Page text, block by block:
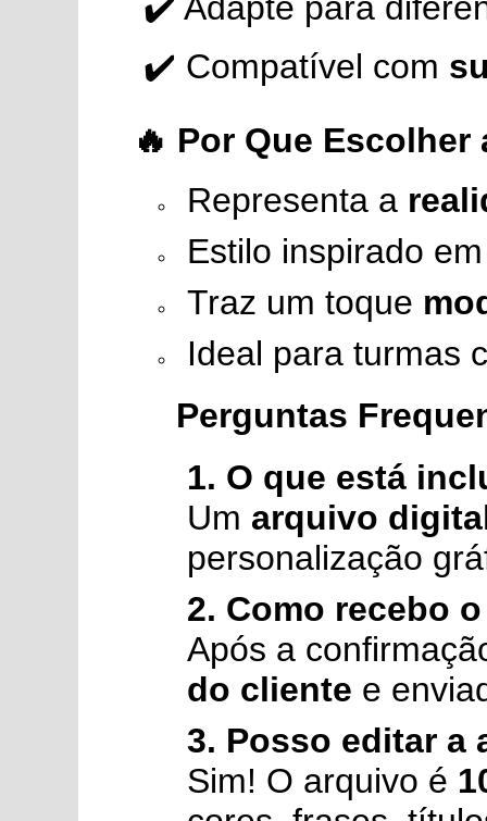
✔️ Compatível com
🔥 Por Que
Representa a
Estilo inspirado
Traz um toque
Ideal para turmas
Perguntas
1. O que está
Um arquivo
personalização
2. Como recebo
Após a
do cliente e
3. Posso editar a
Sim! O arquivo é